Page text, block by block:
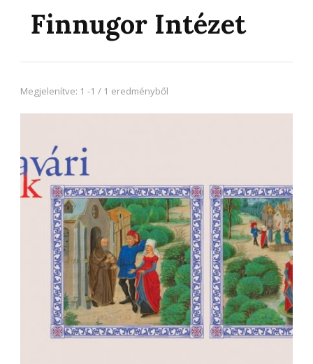
Finnugor Intézet
Megjelenítve: 1 -1 / 1 eredményből